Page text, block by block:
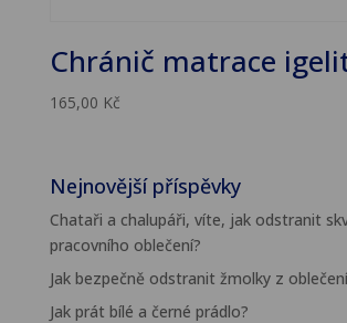
Chránič matrace
165,00 Kč
Nejnovější příspěvky
Chataři a chalupáři, víte, jak odstranit
pracovního oblečení?
Jak bezpečně odstranit žmolky z
Jak prát bílé a černé prádlo?